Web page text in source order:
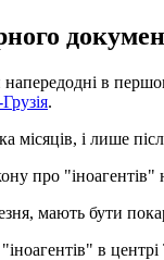
в
.
місяців, і лише
про
мають бути
в